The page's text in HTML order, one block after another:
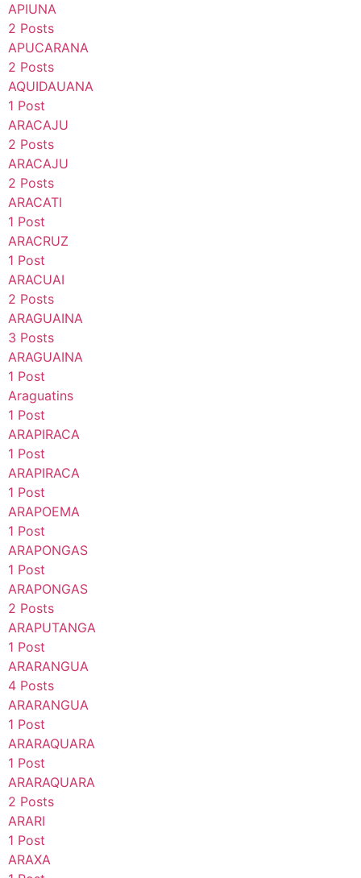
APIUNA
2 Posts
APUCARANA
2 Posts
AQUIDAUANA
1 Post
ARACAJU
2 Posts
ARACAJU
2 Posts
ARACATI
1 Post
ARACRUZ
1 Post
ARACUAI
2 Posts
ARAGUAINA
3 Posts
ARAGUAINA
1 Post
Araguatins
1 Post
ARAPIRACA
1 Post
ARAPIRACA
1 Post
ARAPOEMA
1 Post
ARAPONGAS
1 Post
ARAPONGAS
2 Posts
ARAPUTANGA
1 Post
ARARANGUA
4 Posts
ARARANGUA
1 Post
ARARAQUARA
1 Post
ARARAQUARA
2 Posts
ARARI
1 Post
ARAXA